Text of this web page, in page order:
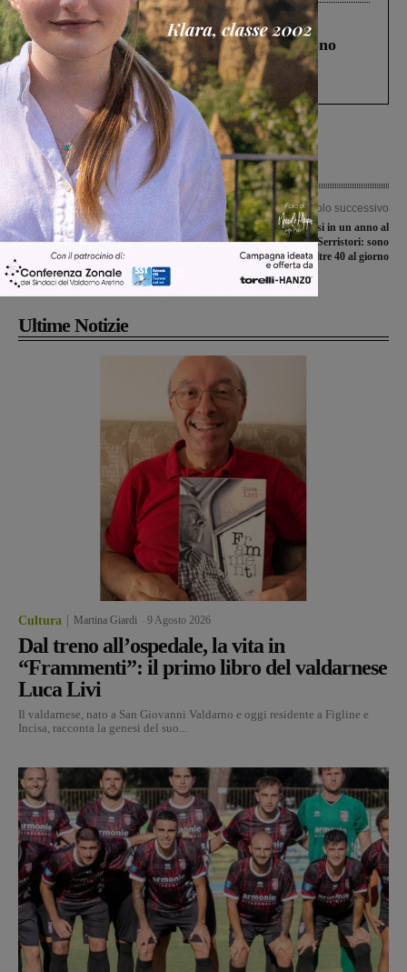
Cronaca 4 Agosto 2026
Un anno fa la strage in A1 in cui morirono
Gianni, Giulia e Franco. Lo schianto, il
processo, lo stop ai sorpassi fra tir....
Articolo precedente
Ex Toscana Tabacchi, riposizionati i
sigilli. Il sindaco: “Resta il sequestro
del 2013, ma la situazione è
complicata”
Articolo successivo
Più di 15mila accessi in un anno al
Pronto soccorso del Serristori: sono
oltre 40 al giorno
Ultime Notizie
Cultura Martina Giardi 9 Agosto 2026
Dal treno all’ospedale, la vita in
“Frammenti”: il primo libro del valdarnese
Luca Livi
Il valdarnese, nato a San Giovanni Valdarno e oggi residente a Figline e
Incisa, racconta la genesi del suo...